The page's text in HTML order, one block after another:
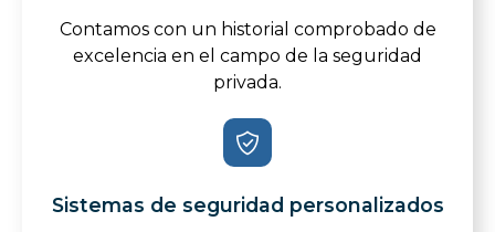
Contamos con un historial comprobado de
excelencia en el campo de la seguridad
privada.
Sistemas de seguridad personalizados